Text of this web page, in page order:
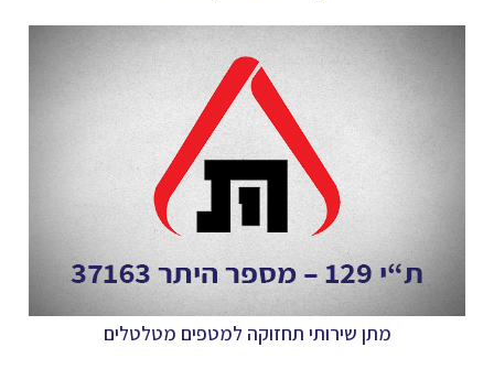
מתן שירותי תחזוקה למטפים מטלטלים